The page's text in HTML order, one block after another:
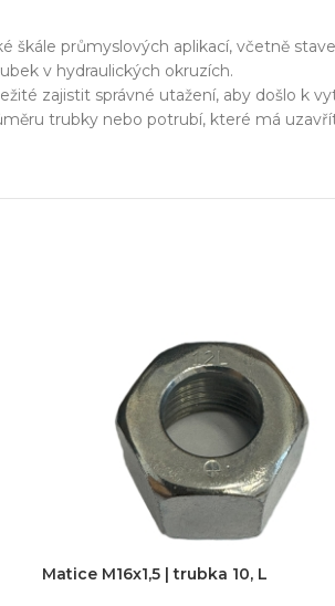
Návrh a prototypování
Technická dokumentace
Simulace chování zařízení
Konstrukce stroje
Dodávka řešení na klíč
škále průmyslových aplikací, včetně
v hydraulických okruzích.
zajistit správné utažení, aby došlo k
trubky nebo potrubí, které má
Matice M16x1,5 | trubka 10, L